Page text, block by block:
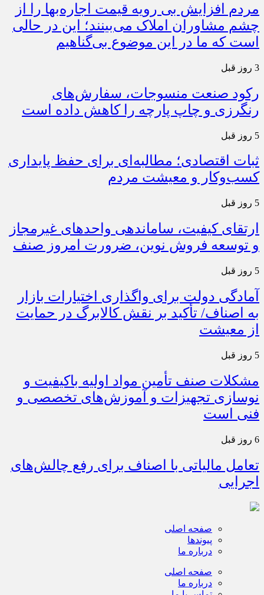
مردم افزایش بی رویه قیمت اجاره‌بها را از
چشم مشاوران املاک می‌بینند؛ این در حالی
است که ما در این موضوع بی‌گناهیم
3 روز قبل
رکود صنعت منسوجات، سفارش‌های
رنگرزی و چاپ پارچه را کاهش داده است
5 روز قبل
ثبات اقتصادی؛ مطالبه‌ای برای حفظ پایداری
کسب‌وکار و معیشت مردم
5 روز قبل
ارتقای کیفیت، ساماندهی واحدهای غیرمجاز
و توسعه فروش نوین، ضرورت امروز صنف
5 روز قبل
آمادگی دولت برای واگذاری اختیارات بازار
به اصناف/ تأکید بر نقش کالابرگ در حمایت
از معیشت
5 روز قبل
مشکلات صنف تأمین مواد اولیه باکیفیت و
نوسازی تجهیزات و آموزش‌های تخصصی و
فنی است
6 روز قبل
تعامل مالیاتی با اصناف برای رفع چالش‌های
اجرایی
صفحه اصلی
پیوندها
درباره ما
صفحه اصلی
درباره ما